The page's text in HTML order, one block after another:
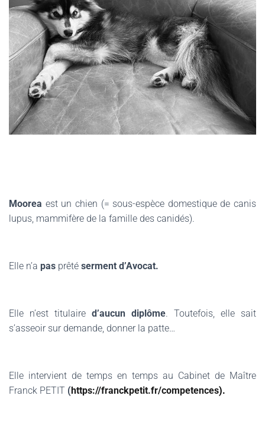
Moorea est un chien (= sous-espèce domestique de canis
lupus, mammifère de la famille des canidés).
Elle n’a pas prêté serment d’Avocat.
Elle n’est titulaire d’aucun diplôme. Toutefois, elle sait
s’asseoir sur demande, donner la patte…
Elle intervient de temps en temps au Cabinet de Maître
Franck PETIT (https://franckpetit.fr/competences).